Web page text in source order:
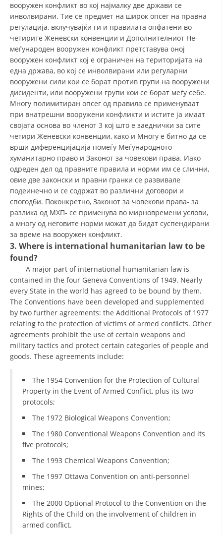
VOLUNTEER MANAGEMENT
ABOUT US
ACTION
MANUALS
STRATEGIES
EDUCATIONAL AND INFORMATIVE MATERIAL
PRESENTATIONS
вооружен конфликт во кој најмалку две држави се
инволвирани. Тие се предмет на широк опсег на правна
регулација, вклучувајќи ги и правилата опфатени во
четирите Женевски конвенции и Дополнителниот Не-
меѓународен вооружен конфликт претставува оној
вооружен конфликт кој е ограничен на територијата на
една држава, во кој се инволвирани или регуларни
вооружени сили кои се борат против групи на вооружени
дисиденти, или вооружени групи кои се борат меѓу себе.
Многу полимитиран опсег од правила се применуваат
при внатрешни вооружени конфликти и истите ја имаат
својата основа во членот 3 кој што е заеднички за сите
четири Женевски конвенции, како и Многу е битно да се
врши диференцијација помеѓу Меѓународното
хуманитарно право и Законот за човекови права. Иако
одреден дел од правните правила и норми им се слични,
овие две законски и правни гранки се развивале
подеинечно и се содржат во различни договори и
спогодби. Поконкретно, Законот за човекови права- за
разлика од МХП- се применува во мирновремени услови,
а многу од неговите норми можат да бидат суспендирани
за време на вооружен конфликт.
3. Where is international humanitarian law to be
found?
A major part of international humanitarian law is
contained in the four Geneva Conventions of 1949. Nearly
every State in the world has agreed to be bound by them.
The Conventions have been developed and supplemented
by two further agreements: the Additional Protocols of 1977
relating to the protection of victims of armed conflicts. Other
agreements prohibit the use of certain weapons and
military tactics and protect certain categories of people and
goods. These agreements include:
The 1954 Convention for the Protection of Cultural
Property in the Event of Armed Conflict, plus its two
protocols;
The 1972 Biological Weapons Convention;
The 1980 Conventional Weapons Convention and its
five protocols;
The 1993 Chemical Weapons Convention;
The 1997 Ottawa Convention on anti-personnel
mines;
The 2000 Optional Protocol to the Convention on the
Rights of the Child on the involvement of children in
armed conflict.